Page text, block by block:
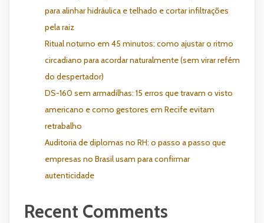
para alinhar hidráulica e telhado e cortar infiltrações
pela raiz
Ritual noturno em 45 minutos: como ajustar o ritmo
circadiano para acordar naturalmente (sem virar refém
do despertador)
DS-160 sem armadilhas: 15 erros que travam o visto
americano e como gestores em Recife evitam
retrabalho
Auditoria de diplomas no RH: o passo a passo que
empresas no Brasil usam para confirmar
autenticidade
Recent Comments